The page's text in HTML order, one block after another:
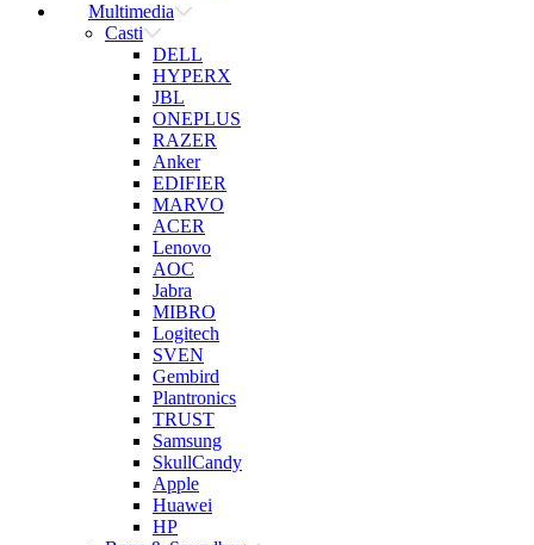
Multimedia
Casti
DELL
HYPERX
JBL
ONEPLUS
RAZER
Anker
EDIFIER
MARVO
ACER
Lenovo
AOC
Jabra
MIBRO
Logitech
SVEN
Gembird
Plantronics
TRUST
Samsung
SkullCandy
Apple
Huawei
HP